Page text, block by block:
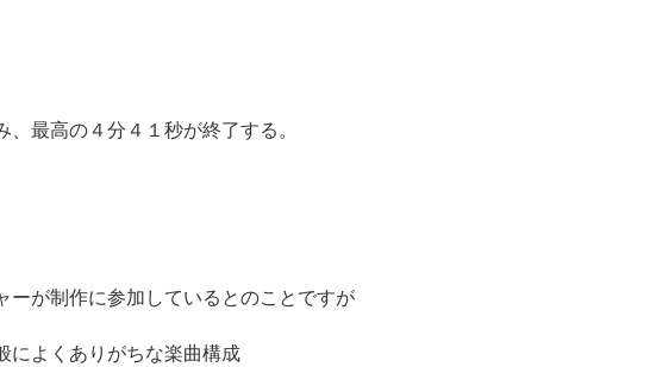
最高の４分４１秒が終了する。
ーが制作に参加しているとのことですが
によくありがちな楽曲構成